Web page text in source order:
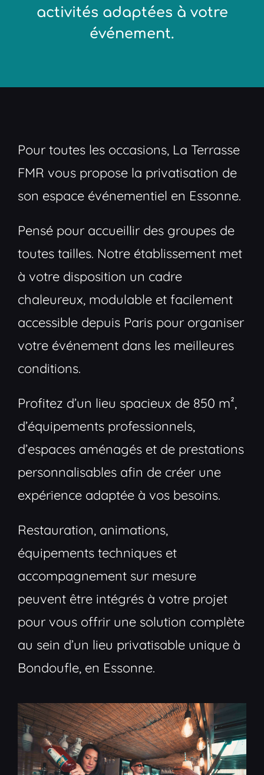
activités adaptées à votre
événement.
Pour toutes les occasions, La Terrasse
FMR vous propose la privatisation de
son espace événementiel en Essonne.
Pensé pour accueillir des groupes de
toutes tailles. Notre établissement met
à votre disposition un cadre
chaleureux, modulable et facilement
accessible depuis Paris pour organiser
votre événement dans les meilleures
conditions.
Profitez d’un lieu spacieux de 850 m²,
d’équipements professionnels,
d’espaces aménagés et de prestations
personnalisables afin de créer une
expérience adaptée à vos besoins.
Restauration, animations,
équipements techniques et
accompagnement sur mesure
peuvent être intégrés à votre projet
pour vous offrir une solution complète
au sein d’un lieu privatisable unique à
Bondoufle, en Essonne.